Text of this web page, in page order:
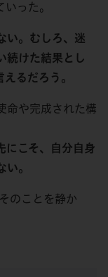
った。
い。むしろ、迷
続けた結果とし
るだろう。
命や完成された構
にこそ、自分自身
。
のことを静か